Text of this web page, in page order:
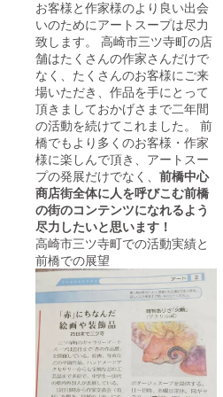
お客様と作家様のより良い出会
いのためにアートスープは尽力
致します。 高崎市三ツ寺町の店
舗はたくさんの作家さんだけで
なく、たくさんのお客様にご来
場いただき、作品を手にとって
頂きましておかげさまで二年間
の活動を続けてこれました。 前
橋でもより多くのお客様・作家
様に楽しんで頂き、アートスー
プの発展だけでなく、 前橋中心
商店街全体に人を呼びこむ前橋
の街のコンテンツになれるよう
尽力したいと思います！
高崎市三ツ寺町での活動実績と
前橋での展望